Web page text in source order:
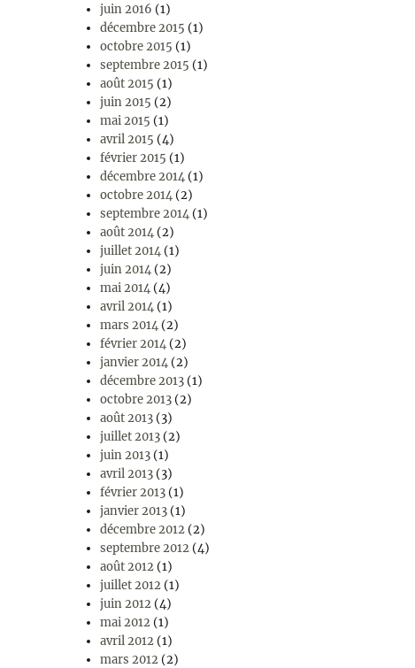
juin 2016 (1)
décembre 2015 (1)
octobre 2015 (1)
septembre 2015 (1)
août 2015 (1)
juin 2015 (2)
mai 2015 (1)
avril 2015 (4)
février 2015 (1)
décembre 2014 (1)
octobre 2014 (2)
septembre 2014 (1)
août 2014 (2)
juillet 2014 (1)
juin 2014 (2)
mai 2014 (4)
avril 2014 (1)
mars 2014 (2)
février 2014 (2)
janvier 2014 (2)
décembre 2013 (1)
octobre 2013 (2)
août 2013 (3)
juillet 2013 (2)
juin 2013 (1)
avril 2013 (3)
février 2013 (1)
janvier 2013 (1)
décembre 2012 (2)
septembre 2012 (4)
août 2012 (1)
juillet 2012 (1)
juin 2012 (4)
mai 2012 (1)
avril 2012 (1)
mars 2012 (2)